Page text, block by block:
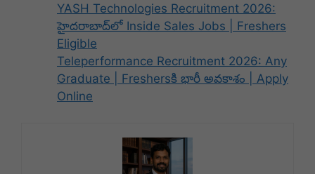
YASH Technologies Recruitment 2026:
హైదరాబాద్‌లో Inside Sales Jobs | Freshers
Eligible
Teleperformance Recruitment 2026: Any
Graduate | Freshersకి భారీ అవకాశం | Apply
Online